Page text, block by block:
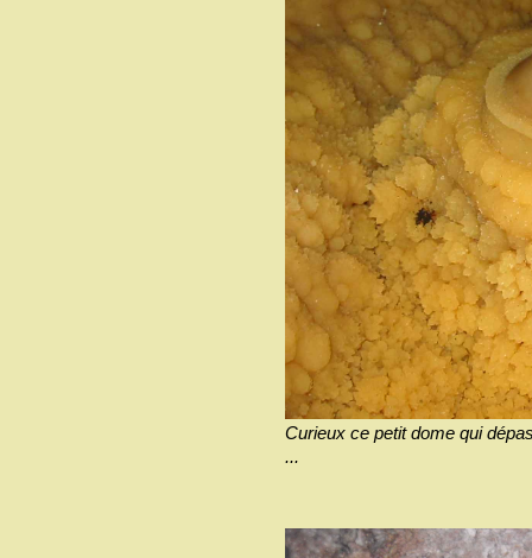
Curieux ce petit dome qui
...